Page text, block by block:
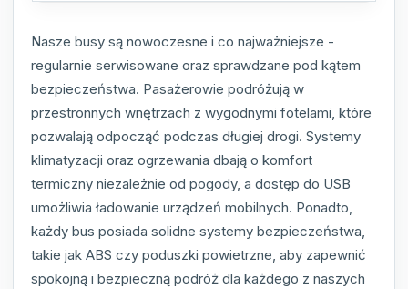
Nasze busy są nowoczesne i co najważniejsze -
regularnie serwisowane oraz sprawdzane pod kątem
bezpieczeństwa. Pasażerowie podróżują w
przestronnych wnętrzach z wygodnymi fotelami, które
pozwalają odpocząć podczas długiej drogi. Systemy
klimatyzacji oraz ogrzewania dbają o komfort
termiczny niezależnie od pogody, a dostęp do USB
umożliwia ładowanie urządzeń mobilnych. Ponadto,
każdy bus posiada solidne systemy bezpieczeństwa,
takie jak ABS czy poduszki powietrzne, aby zapewnić
spokojną i bezpieczną podróż dla każdego z naszych